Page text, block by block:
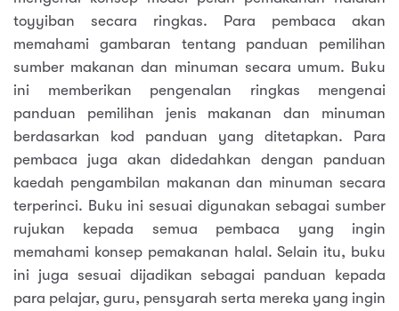
toyyiban secara ringkas. Para pembaca akan
memahami gambaran tentang panduan pemilihan
sumber makanan dan minuman secara umum. Buku
ini memberikan pengenalan ringkas mengenai
panduan pemilihan jenis makanan dan minuman
berdasarkan kod panduan yang ditetapkan. Para
pembaca juga akan didedahkan dengan panduan
kaedah pengambilan makanan dan minuman secara
terperinci. Buku ini sesuai digunakan sebagai sumber
rujukan kepada semua pembaca yang ingin
memahami konsep pemakanan halal. Selain itu, buku
ini juga sesuai dijadikan sebagai panduan kepada
para pelajar, guru, pensyarah serta mereka yang ingin